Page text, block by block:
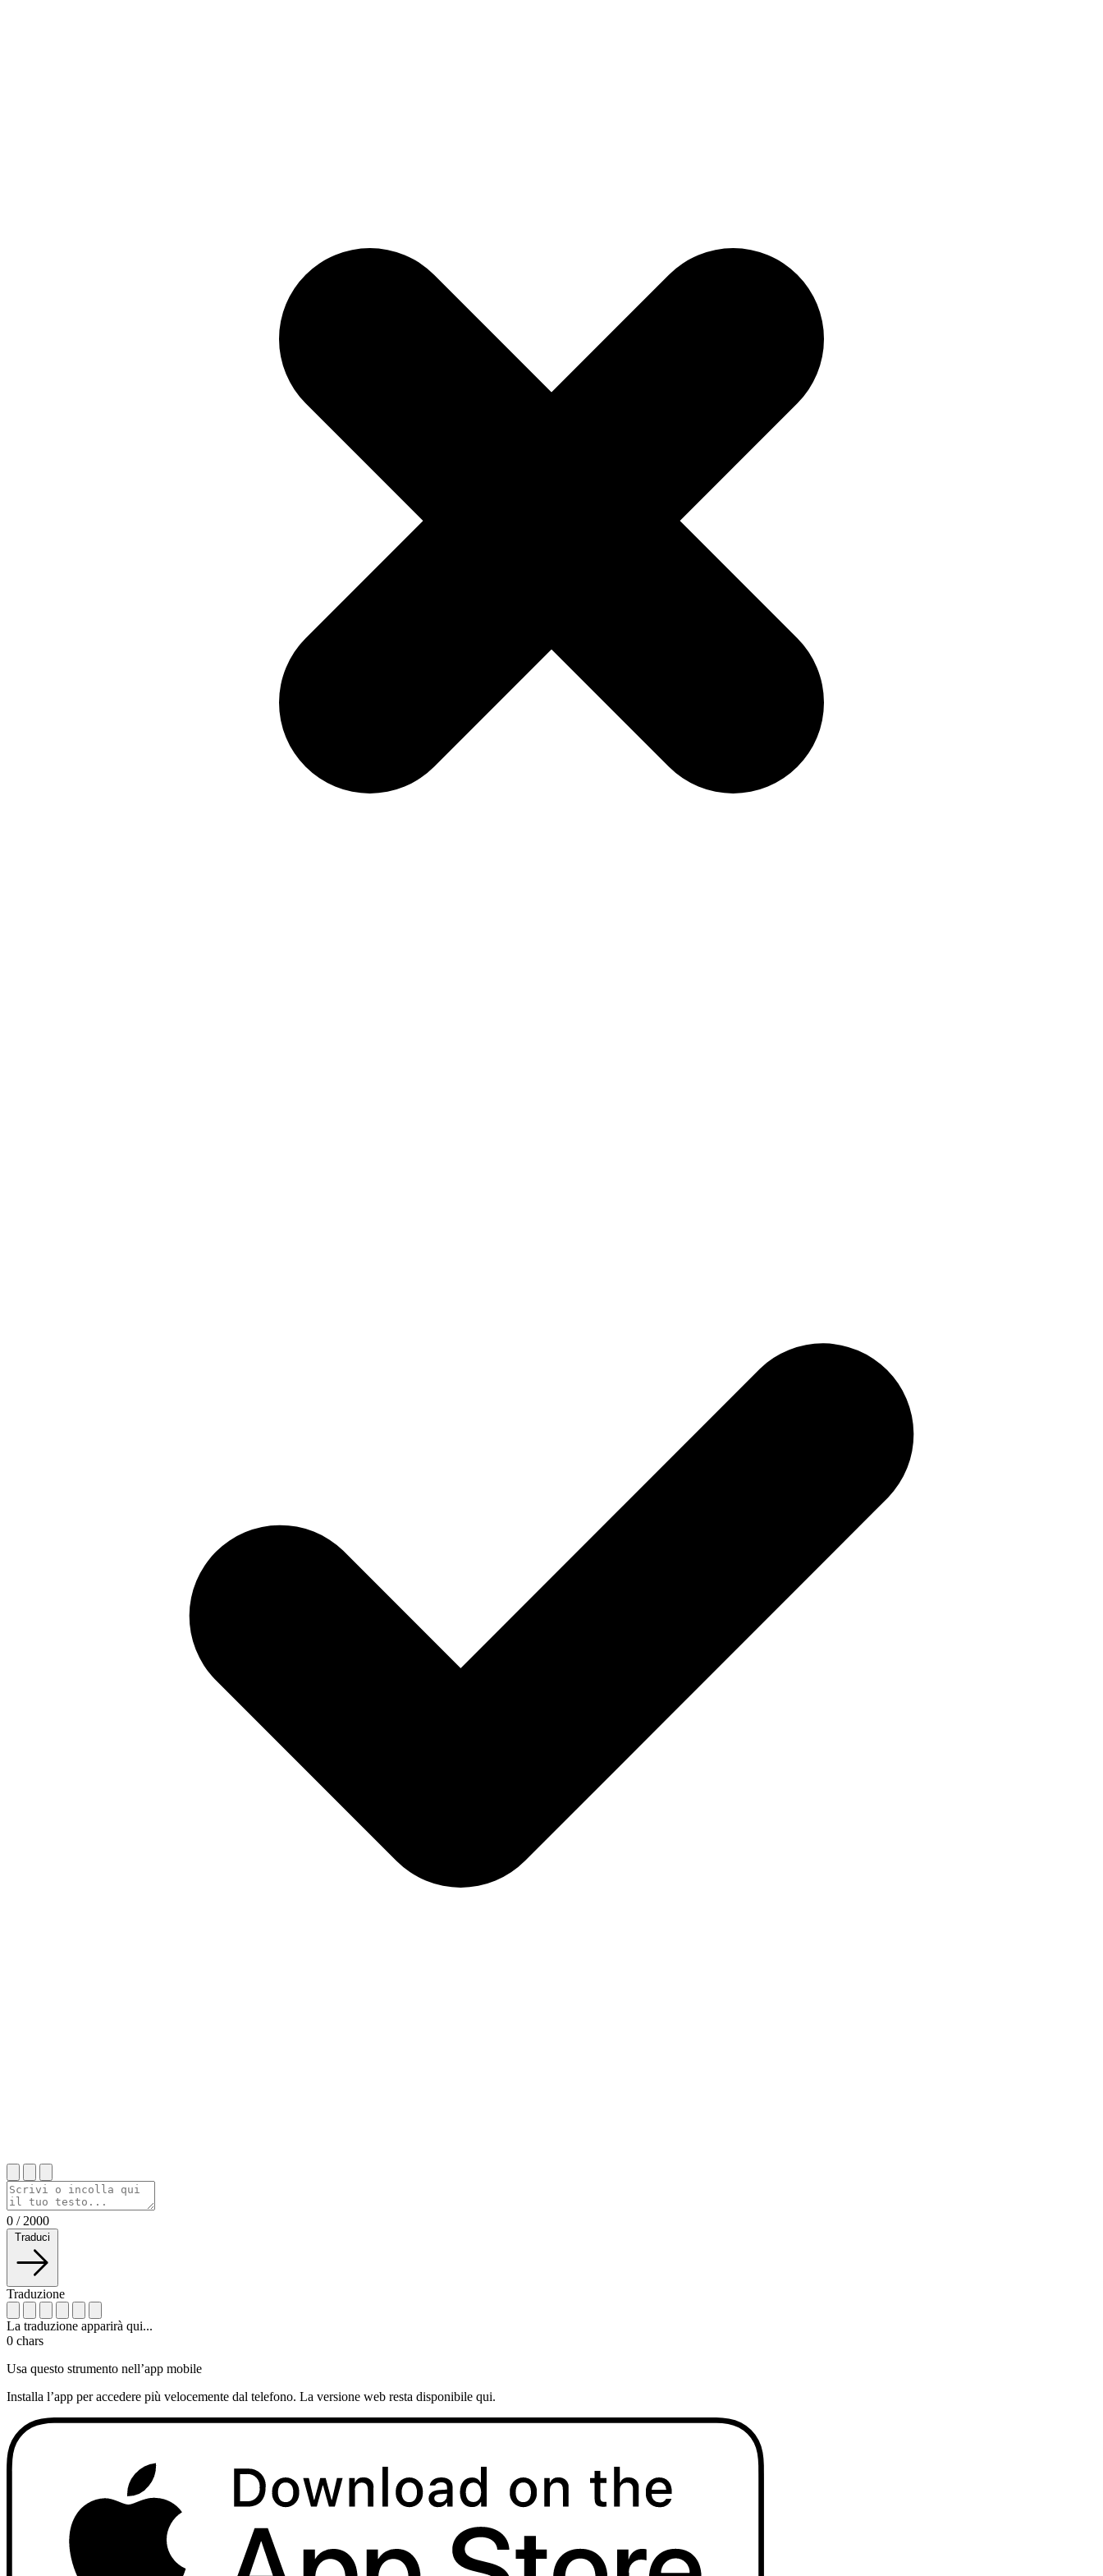
0 / 2000
Traduci
Traduzione
La traduzione apparirà qui...
0 chars
Usa questo strumento nell’app mobile
Installa l’app per accedere più velocemente dal telefono. La versione web resta disponibile qui.